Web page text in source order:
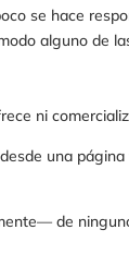
se hace
alguno de
ni
una
de